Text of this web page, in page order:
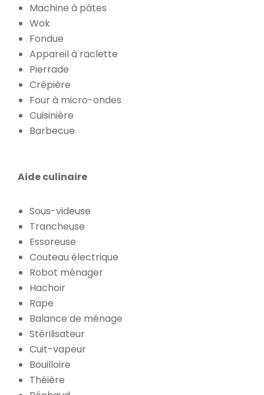
Machine à pâtes
Wok
Fondue
Appareil à raclette
Pierrade
Crêpière
Four à micro-ondes
Cuisinière
Barbecue
Aide culinaire
Sous-videuse
Trancheuse
Essoreuse
Couteau électrique
Robot ménager
Hachoir
Rape
Balance de ménage
Stérilisateur
Cuit-vapeur
Bouilloire
Théière